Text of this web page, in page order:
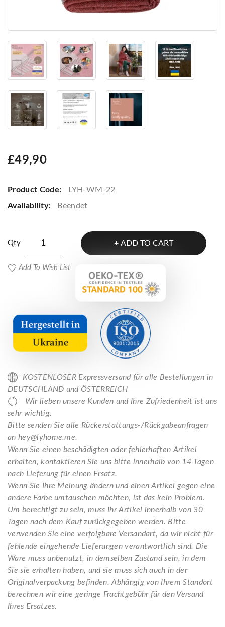
£49,90
Product Code:
LYH-WM-22
Availability:
Beendet
Qty ADD TO CART
Add To Wish List
KOSTENLOSER Expressversand für alle Bestellungen in
DEUTSCHLAND und ÖSTERREICH
Wir lieben unsere Kunden und Ihre Zufriedenheit ist uns
sehr wichtig.
Bitte senden Sie alle Rückerstattungs-/Rückgabeanfragen
an hey@lyhome.me.
Wenn Sie einen beschädigten oder fehlerhaften Artikel
erhalten, kontaktieren Sie uns bitte innerhalb von 14 Tagen
nach Lieferung für einen Ersatz.
Wenn Sie Ihre Meinung ändern und einen Artikel gegen eine
andere Farbe umtauschen möchten, ist das kein Problem.
Um berechtigt zu sein, muss Ihr Artikel innerhalb von 30
Tagen nach dem Kauf zurückgegeben werden. Bitte
verwenden Sie eine verfolgbare Versandart, da wir nicht für
fehlende eingehende Lieferungen verantwortlich sind. Die
Ware muss unbenutzt, in demselben Zustand sein, in dem
Sie sie erhalten haben, und sie muss sich auch in der
Originalverpackung befinden. Abhängig von Ihrem Standort
berechnen wir eine geringe Frachtgebühr für den Versand
Ihres Ersatzes.